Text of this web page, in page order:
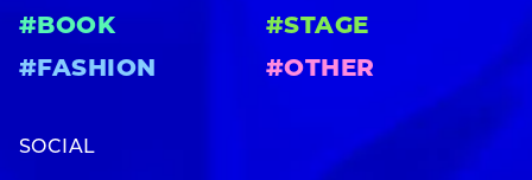
#BOOK
#STAGE
#FASHION
#OTHER
SOCIAL